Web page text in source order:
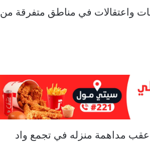
واعتقالات في مناطق متفرقة من
عقب مداهمة منزله في تجمع واد